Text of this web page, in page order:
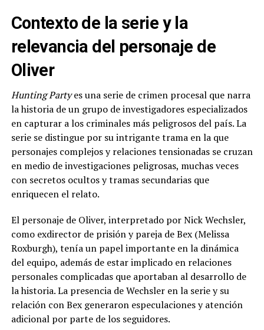
Contexto de la serie y la
relevancia del personaje de
Oliver
Hunting Partyes una serie de crimen procesal que narra
la historia de un grupo de investigadores especializados
en capturar a los criminales más peligrosos del país. La
serie se distingue por su intrigante trama en la que
personajes complejos y relaciones tensionadas se cruzan
en medio de investigaciones peligrosas, muchas veces
con secretos ocultos y tramas secundarias que
enriquecen el relato.
El personaje de Oliver, interpretado por Nick Wechsler,
como exdirector de prisión y pareja de Bex (Melissa
Roxburgh), tenía un papel importante en la dinámica
del equipo, además de estar implicado en relaciones
personales complicadas que aportaban al desarrollo de
la historia. La presencia de Wechsler en la serie y su
relación con Bex generaron especulaciones y atención
adicional por parte de los seguidores.